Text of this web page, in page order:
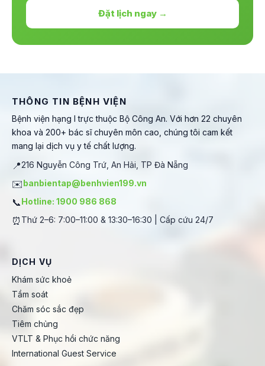
Đặt lịch ngay →
THÔNG TIN BỆNH VIỆN
Bệnh viện hạng I trực thuộc Bộ Công An. Với hơn 22 chuyên
khoa và 200+ bác sĩ chuyên môn cao, chúng tôi cam kết
mang lại dịch vụ y tế chất lượng.
📍216 Nguyễn Công Trứ, An Hải, TP Đà Nẵng
✉️banbientap@benhvien199.vn
📞Hotline: 1900 986 868
⏰ Thứ 2–6: 7:00–11:00 & 13:30–16:30 | Cấp cứu 24/7
DỊCH VỤ
Khám sức khoẻ
Tầm soát
Chăm sóc sắc đẹp
Tiêm chủng
VTLT & Phục hồi chức năng
International Guest Service